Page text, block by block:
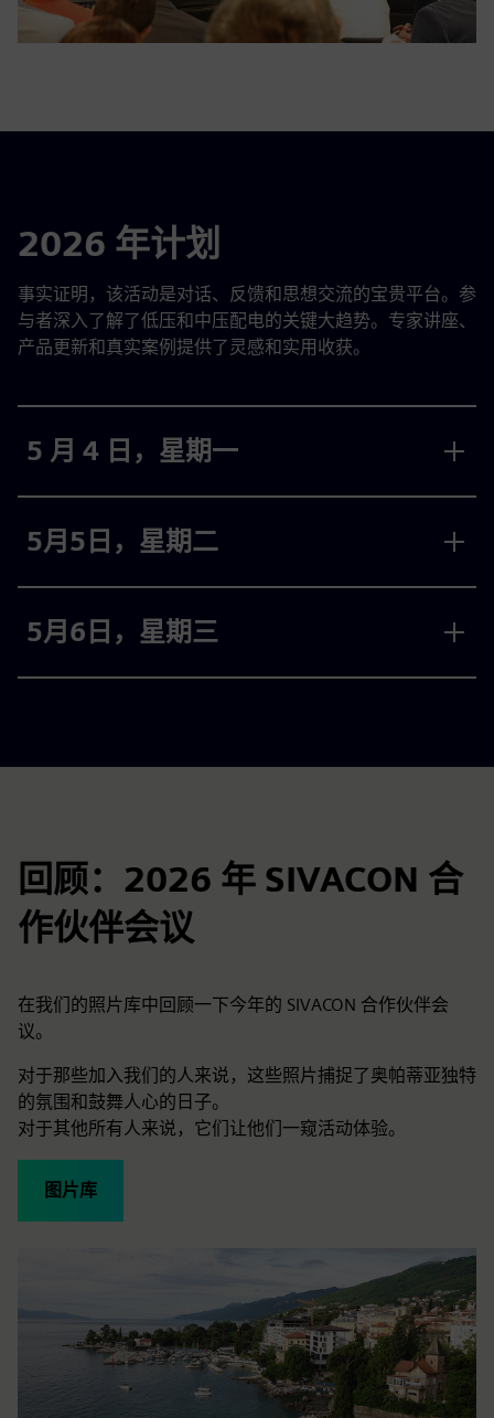
2026 年计划
事实证明，该活动是对话、反馈和思想交流的宝贵平台。参
与者深入了解了低压和中压配电的关键大趋势。专家讲座、
产品更新和真实案例提供了灵感和实用收获。
5 月 4 日，星期一
5月5日，星期二
5月6日，星期三
回顾：2026 年 SIVACON 合
作伙伴会议
在我们的照片库中回顾一下今年的 SIVACON 合作伙伴会
议。
对于那些加入我们的人来说，这些照片捕捉了奥帕蒂亚独特
的氛围和鼓舞人心的日子。
对于其他所有人来说，它们让他们一窥活动体验。
图片库